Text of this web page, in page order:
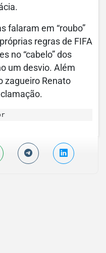
falaram em “roubo”
regras de FIFA
no “cabelo” dos
um desvio. Além
zagueiro Renato